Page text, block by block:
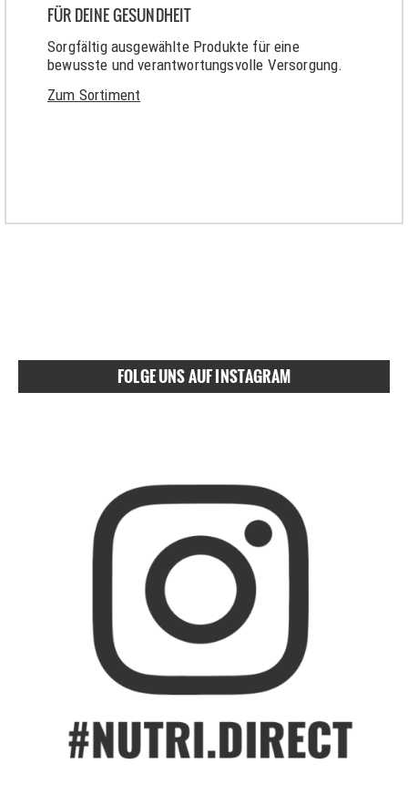
FÜR DEINE GESUNDHEIT
Sorgfältig ausgewählte Produkte für eine
bewusste und verantwortungsvolle Versorgung.
Zum Sortiment
FOLGE UNS AUF INSTAGRAM